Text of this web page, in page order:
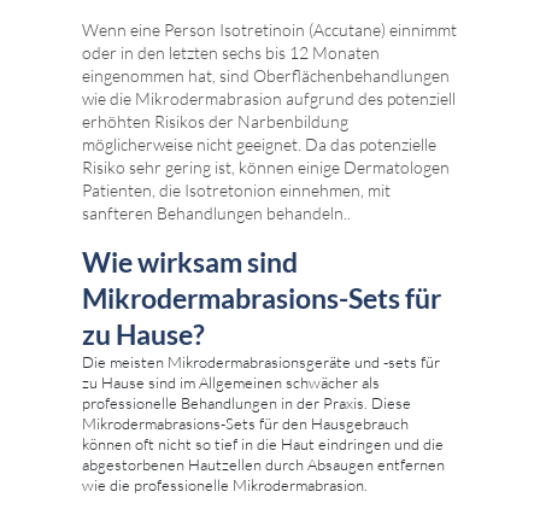
Wenn eine Person Isotretinoin (Accutane) einnimmt
oder in den letzten sechs bis 12 Monaten
eingenommen hat, sind Oberflächenbehandlungen
wie die Mikrodermabrasion aufgrund des potenziell
erhöhten Risikos der Narbenbildung
möglicherweise nicht geeignet. Da das potenzielle
Risiko sehr gering ist, können einige Dermatologen
Patienten, die Isotretonion einnehmen, mit
sanfteren Behandlungen behandeln..
Wie wirksam sind
Mikrodermabrasions-Sets für
zu Hause?
Die meisten Mikrodermabrasionsgeräte und -sets für
zu Hause sind im Allgemeinen schwächer als
professionelle Behandlungen in der Praxis. Diese
Mikrodermabrasions-Sets für den Hausgebrauch
können oft nicht so tief in die Haut eindringen und die
abgestorbenen Hautzellen durch Absaugen entfernen
wie die professionelle Mikrodermabrasion.